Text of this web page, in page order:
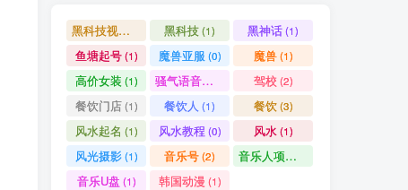
黑科技视频搬运 (1)黑科技(1) 黑神话(1)
鱼塘起号(1) 魔兽亚服 (0) 魔兽(1)
高价女装 (1) 骚气语音包 驾校(2)
餐饮门店(1) 餐饮人 (1) 餐饮(3)
风水起名 (1) 风水教程 (0) 风水 (1)
风光摄影(1) 音乐号(2) 音乐人项目
音乐U盘 (1) 韩国动漫 (1)